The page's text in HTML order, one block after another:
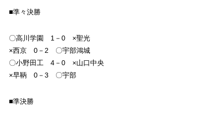
■準々決勝
〇高川学園 1－0 ×聖光
×西京 0－2 〇宇部鴻城
〇小野田工 4－0 ×山口中央
×早鞆 0－3 〇宇部
■準決勝